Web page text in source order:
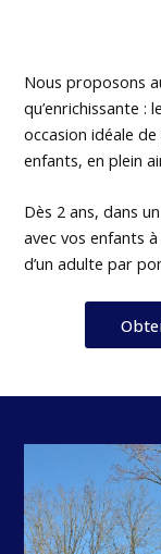
Nous proposons
qu’enrichissante :
occasion idéale
enfants, en plein
Dès 2 ans, dans
avec vos enfants
d’un adulte par